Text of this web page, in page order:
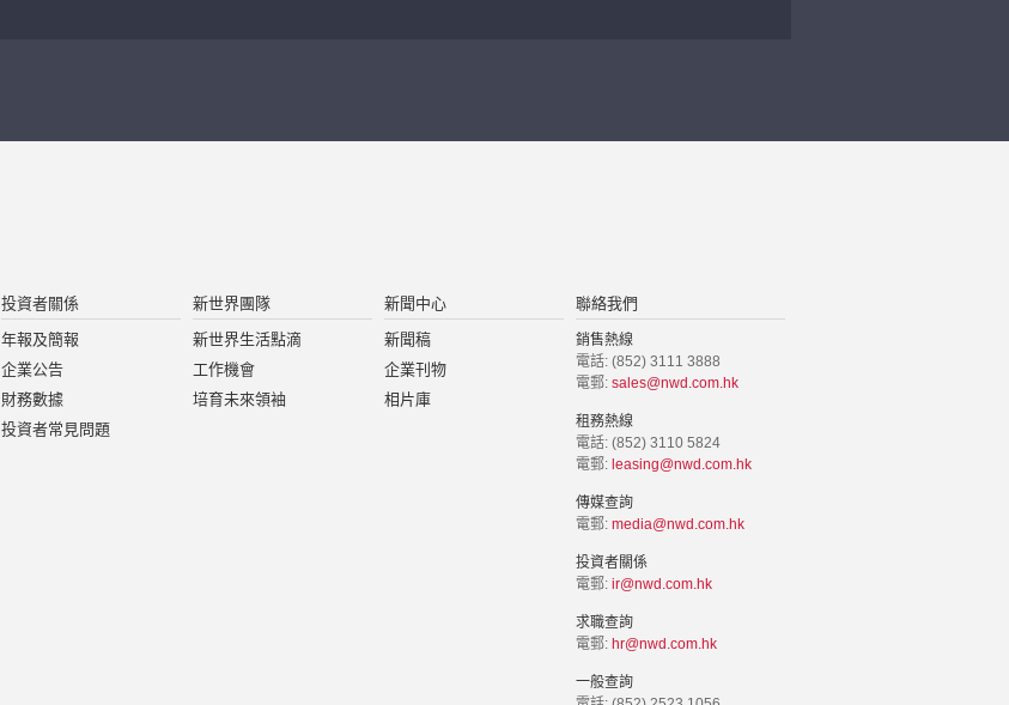
投資者關係
年報及簡報
企業公告
財務數據
投資者常見問題
新世界團隊
新世界生活點滴
工作機會
培育未來領袖
新聞中心
新聞稿
企業刊物
相片庫
聯絡我們
銷售熱線
電話: (852) 3111 3888
電郵: sales@nwd.com.hk
租務熱線
電話: (852) 3110 5824
電郵: leasing@nwd.com.hk
傳媒查詢
電郵: media@nwd.com.hk
投資者關係
電郵: ir@nwd.com.hk
求職查詢
電郵: hr@nwd.com.hk
一般查詢